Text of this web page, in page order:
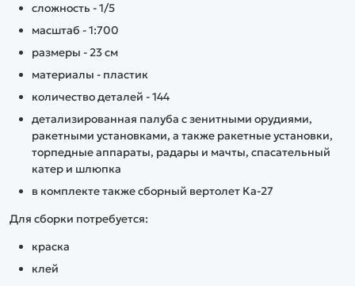
сложность - 1/5
масштаб - 1:700
размеры - 23 см
материалы - пластик
количество деталей - 144
детализированная палуба с зенитными орудиями,
ракетными установками, а также ракетные установки,
торпедные аппараты, радары и мачты, спасательный
катер и шлюпка
в комплекте также сборный вертолет Ка-27
Для сборки потребуется:
краска
клей